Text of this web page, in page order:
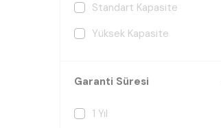
Standart Kapasite
Yüksek Kapasite
Garanti Süresi
1 Yıl